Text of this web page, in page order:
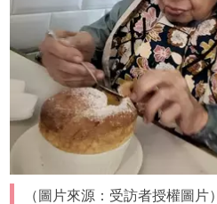
（圖片來源：受訪者授權圖片）